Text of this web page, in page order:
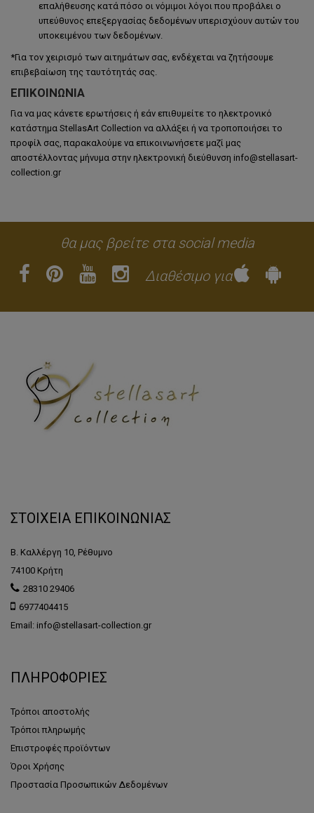
επαλήθευσης κατά πόσο οι νόμιμοι λόγοι που προβάλει ο
υπεύθυνος επεξεργασίας δεδομένων υπερισχύουν αυτών του
υποκειμένου των δεδομένων.
*Για τον χειρισμό των αιτημάτων σας, ενδέχεται να ζητήσουμε
επιβεβαίωση της ταυτότητάς σας.
ΕΠΙΚΟΙΝΩΝΊΑ
Για να μας κάνετε ερωτήσεις ή εάν επιθυμείτε το ηλεκτρονικό
κατάστημα StellasArt Collection να αλλάξει ή να τροποποιήσει το
προφίλ σας, παρακαλούμε να επικοινωνήσετε μαζί μας
αποστέλλοντας μήνυμα στην ηλεκτρονική διεύθυνση info@stellasart-
collection.gr
θα μας βρείτε στα social media
Διαθέσιμο για
ΣΤΟΙΧΕΙΑ ΕΠΙΚΟΙΝΩΝΙΑΣ
Β. Καλλέργη 10, Ρέθυμνο
74100 Κρήτη
28310 29406
6977404415
Email: info@stellasart-collection.gr
ΠΛΗΡΟΦΟΡΙΕΣ
Τρόποι αποστολής
Τρόποι πληρωμής
Επιστροφές προϊόντων
Όροι Χρήσης
Προστασία Προσωπικών Δεδομένων